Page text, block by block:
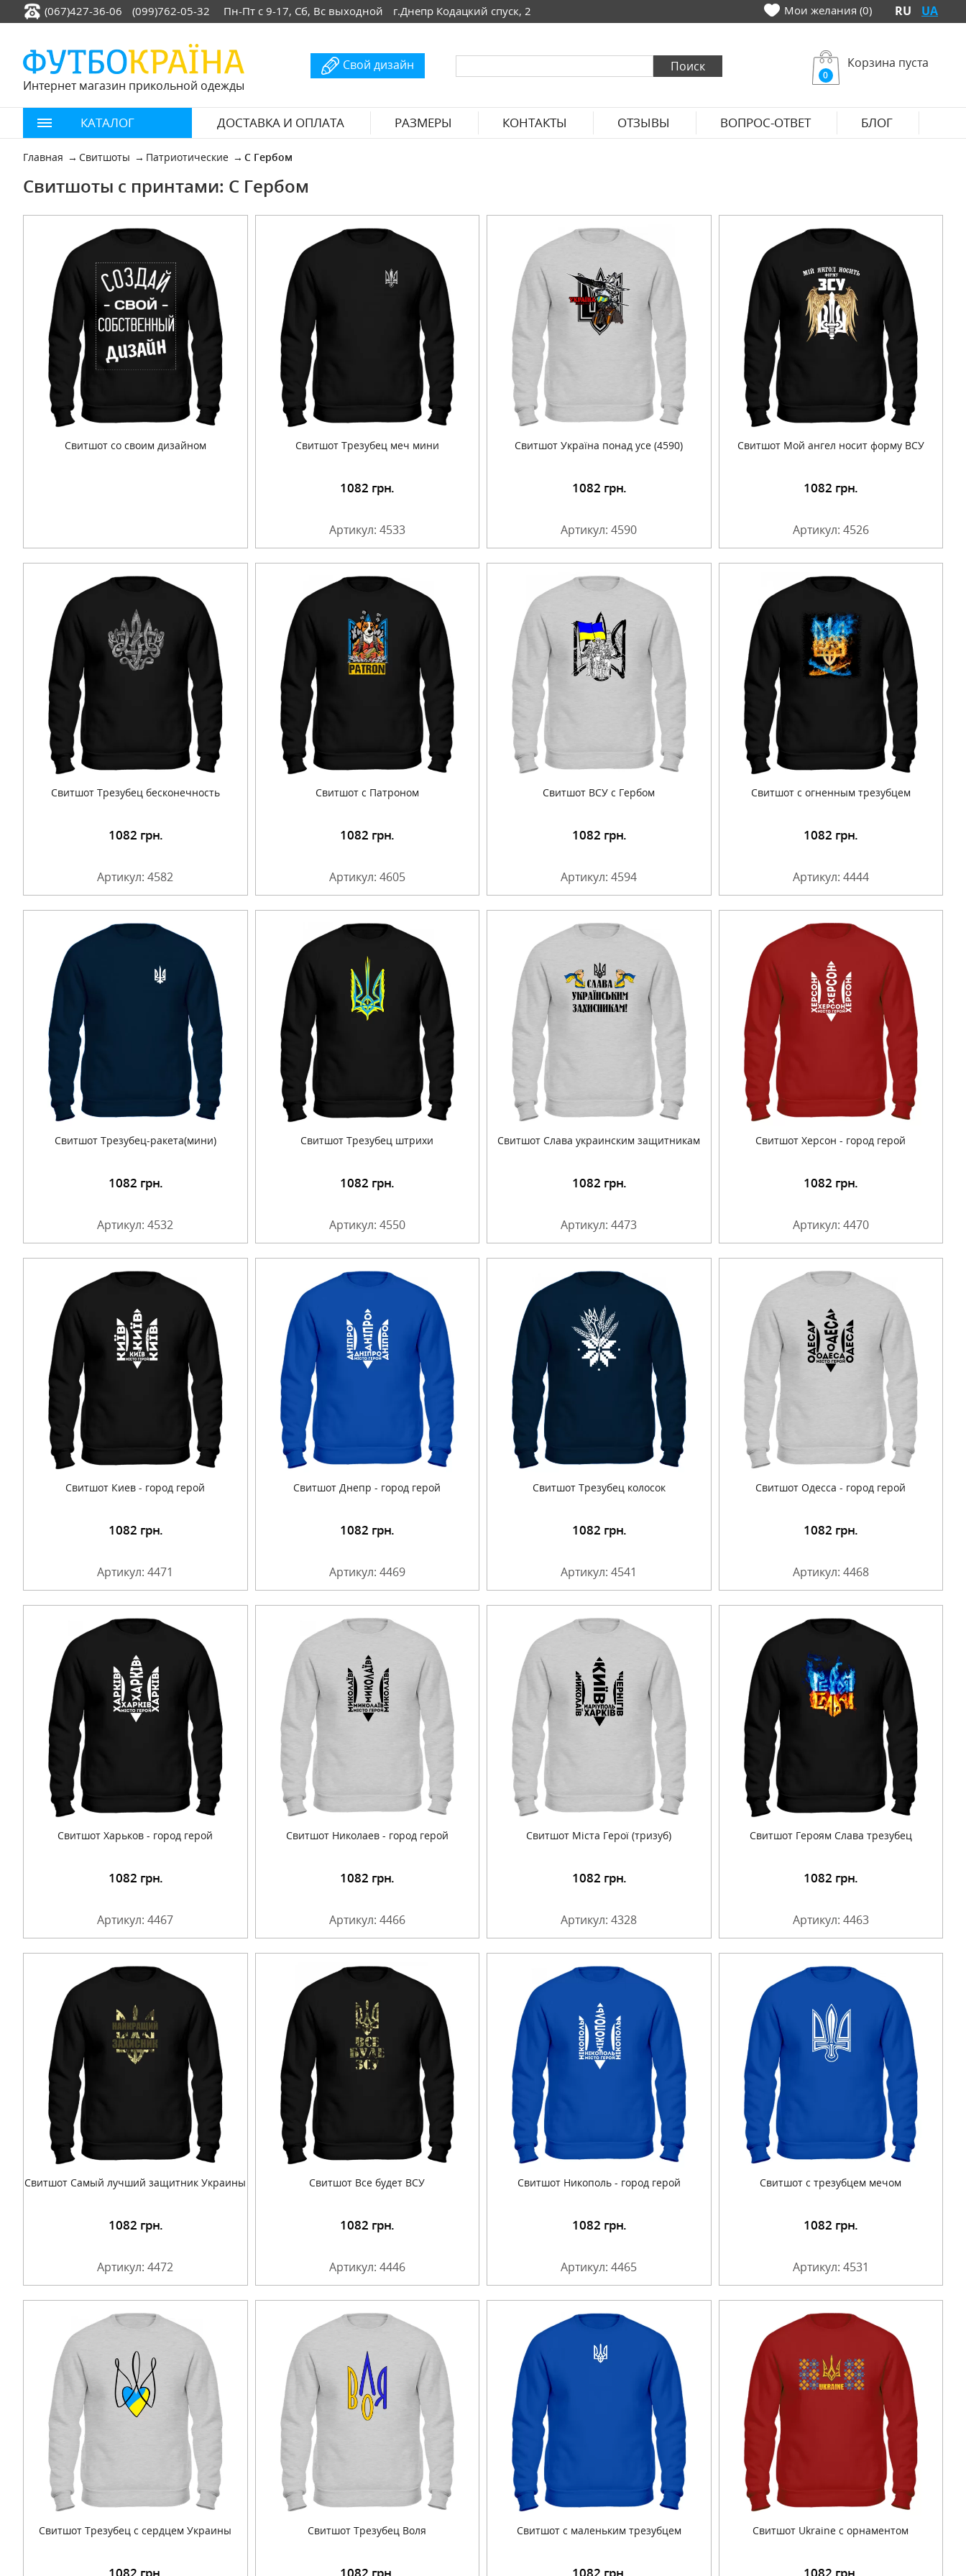
(067)427-36-06 (099)762-05-32 Пн-Пт с 9-17, Сб, Вс выходной г.Днепр Кодацкий спуск, 2 Мои желания (0) RU UA
Интернет магазин прикольной одежды
Свой дизайн
0
Корзина пуста
КАТАЛОГ ДОСТАВКА И ОПЛАТА РАЗМЕРЫ КОНТАКТЫ ОТЗЫВЫ ВОПРОС-ОТВЕТ БЛОГ
Главная Свитшоты Патриотические С Гербом
Свитшоты с принтами: С Гербом
Свитшот со своим дизайном Свитшот Трезубец меч мини
1082 грн.
Артикул: 4533
Свитшот Україна понад усе (4590)
Подробнее 1082 грн.
Артикул: 4590
Свитшот Мой ангел носит форму ВСУ
Подробнее 1082 грн.
Артикул: 4526
Свитшот Трезубец бесконечность
1082 грн.
Артикул: 4582
Свитшот с Патроном
Подробнее 1082 грн.
Артикул: 4605
Свитшот ВСУ с Гербом
Подробнее 1082 грн.
Артикул: 4594
Свитшот с огненным трезубцем
Подробнее 1082 грн.
Артикул: 4444
Свитшот Трезубец-ракета(мини)
1082 грн.
Артикул: 4532
Свитшот Трезубец штрихи
Подробнее 1082 грн.
Артикул: 4550
Свитшот Слава украинским защитникам
Подробнее 1082 грн.
Артикул: 4473
Свитшот Херсон - город герой
Подробнее 1082 грн.
Артикул: 4470
Свитшот Киев - город герой
1082 грн.
Артикул: 4471
Свитшот Днепр - город герой
Подробнее 1082 грн.
Артикул: 4469
Свитшот Трезубец колосок
Подробнее 1082 грн.
Артикул: 4541
Свитшот Одесса - город герой
Подробнее 1082 грн.
Артикул: 4468
Свитшот Харьков - город герой
1082 грн.
Артикул: 4467
Свитшот Николаев - город герой
Подробнее 1082 грн.
Артикул: 4466
Свитшот Міста Герої (тризуб)
Подробнее 1082 грн.
Артикул: 4328
Свитшот Героям Слава трезубец
Подробнее 1082 грн.
Артикул: 4463
Свитшот Самый лучший защитник Украины
1082 грн.
Артикул: 4472
Свитшот Все будет ВСУ
Подробнее 1082 грн.
Артикул: 4446
Свитшот Никополь - город герой
Подробнее 1082 грн.
Артикул: 4465
Свитшот с трезубцем мечом
Подробнее 1082 грн.
Артикул: 4531
Свитшот Трезубец с сердцем Украины
1082 грн.
Свитшот Трезубец Воля
1082 грн.
Свитшот с маленьким трезубцем
1082 грн.
Свитшот Ukraine с орнаментом
1082 грн.